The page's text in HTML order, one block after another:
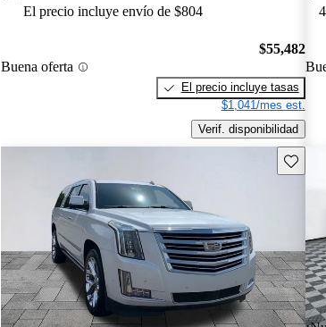
El precio incluye envío de $804
Buena oferta
$55,482
El precio incluye tasas
$1,041/mes est.
Verif. disponibilidad
Guarda